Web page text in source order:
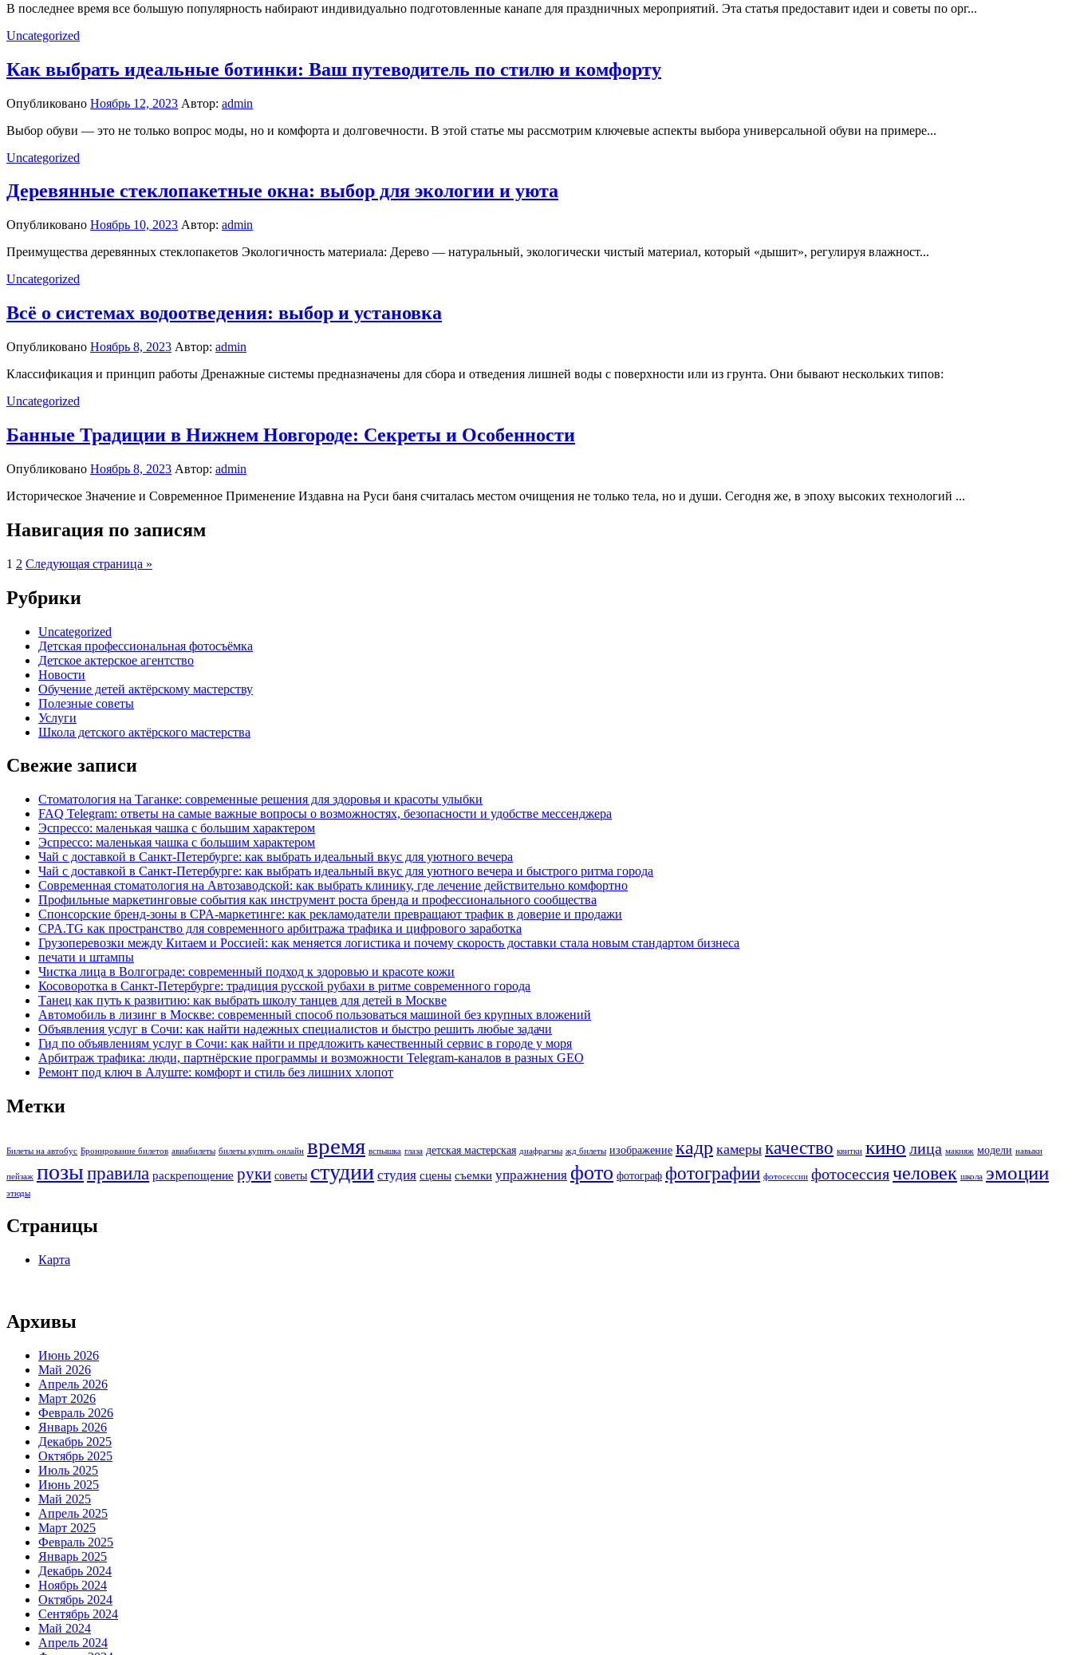
В последнее время все большую популярность набирают индивидуально подготовленные канапе для праздничных мероприятий. Эта статья предоставит идеи и советы по орг...
Uncategorized
Как выбрать идеальные ботинки: Ваш путеводитель по стилю и комфорту
Опубликовано Ноябрь 12, 2023 Автор: admin
Выбор обуви — это не только вопрос моды, но и комфорта и долговечности. В этой статье мы рассмотрим ключевые аспекты выбора универсальной обуви на примере...
Uncategorized
Деревянные стеклопакетные окна: выбор для экологии и уюта
Опубликовано Ноябрь 10, 2023 Автор: admin
Преимущества деревянных стеклопакетов Экологичность материала: Дерево — натуральный, экологически чистый материал, который «дышит», регулируя влажност...
Uncategorized
Всё о системах водоотведения: выбор и установка
Опубликовано Ноябрь 8, 2023 Автор: admin
Классификация и принцип работы Дренажные системы предназначены для сбора и отведения лишней воды с поверхности или из грунта. Они бывают нескольких типов:
Uncategorized
Банные Традиции в Нижнем Новгороде: Секреты и Особенности
Опубликовано Ноябрь 8, 2023 Автор: admin
Историческое Значение и Современное Применение Издавна на Руси баня считалась местом очищения не только тела, но и души. Сегодня же, в эпоху высоких технологий ...
Навигация по записям
1 2 Следующая страница »
Рубрики
Uncategorized
Детская профессиональная фотосъёмка
Детское актерское агентство
Новости
Обучение детей актёрскому мастерству
Полезные советы
Услуги
Школа детского актёрского мастерства
Свежие записи
Стоматология на Таганке: современные решения для здоровья и красоты улыбки
FAQ Telegram: ответы на самые важные вопросы о возможностях, безопасности и удобстве мессенджера
Эспрессо: маленькая чашка с большим характером
Эспрессо: маленькая чашка с большим характером
Чай с доставкой в Санкт-Петербурге: как выбрать идеальный вкус для уютного вечера
Чай с доставкой в Санкт-Петербурге: как выбрать идеальный вкус для уютного вечера и быстрого ритма города
Современная стоматология на Автозаводской: как выбрать клинику, где лечение действительно комфортно
Профильные маркетинговые события как инструмент роста бренда и профессионального сообщества
Спонсорские бренд-зоны в CPA-маркетинге: как рекламодатели превращают трафик в доверие и продажи
CPA.TG как пространство для современного арбитража трафика и цифрового заработка
Грузоперевозки между Китаем и Россией: как меняется логистика и почему скорость доставки стала новым стандартом бизнеса
печати и штампы
Чистка лица в Волгограде: современный подход к здоровью и красоте кожи
Косоворотка в Санкт-Петербурге: традиция русской рубахи в ритме современного города
Танец как путь к развитию: как выбрать школу танцев для детей в Москве
Автомобиль в лизинг в Москве: современный способ пользоваться машиной без крупных вложений
Объявления услуг в Сочи: как найти надежных специалистов и быстро решить любые задачи
Гид по объявлениям услуг в Сочи: как найти и предложить качественный сервис в городе у моря
Арбитраж трафика: люди, партнёрские программы и возможности Telegram-каналов в разных GEO
Ремонт под ключ в Алуште: комфорт и стиль без лишних хлопот
Метки
Билеты на автобус Бронирование билетов авиабилеты билеты купить онлайн время вспышка глаза детская мастерская диафрагмы жд билеты изображение кадр камеры качество квитки кино лица макияж модели навыки
пейзаж позыправила раскрепощение руки советы студии студия сцены съемки упражнения фото фотограф фотографии фотосессии фотосессиячеловек школа эмоции
этюды
Страницы
Карта
Архивы
Июнь 2026
Май 2026
Апрель 2026
Март 2026
Февраль 2026
Январь 2026
Декабрь 2025
Октябрь 2025
Июль 2025
Июнь 2025
Май 2025
Апрель 2025
Март 2025
Февраль 2025
Январь 2025
Декабрь 2024
Ноябрь 2024
Октябрь 2024
Сентябрь 2024
Май 2024
Апрель 2024